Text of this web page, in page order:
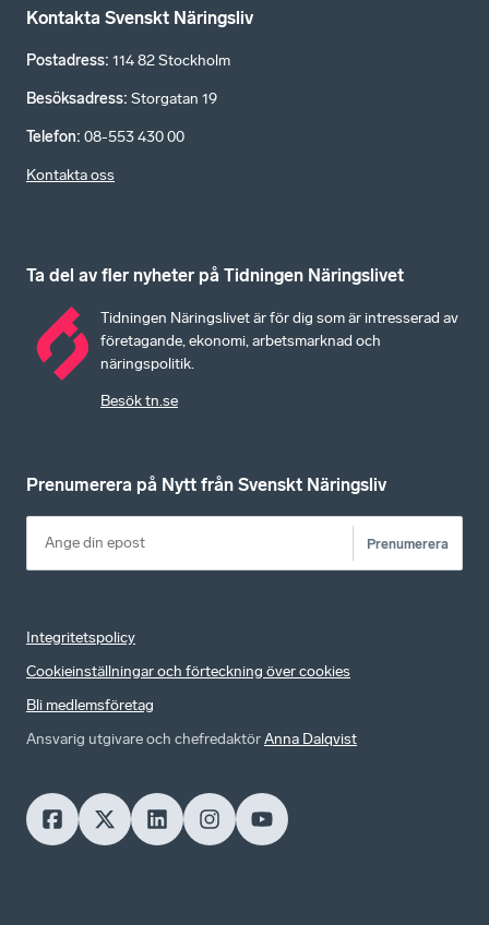
Kontakta Svenskt Näringsliv
Postadress: 114 82 Stockholm
Besöksadress: Storgatan 19
Telefon: 08-553 430 00
Kontakta oss
Ta del av fler nyheter på Tidningen Näringslivet
Tidningen Näringslivet är för dig som är intresserad av
företagande, ekonomi, arbetsmarknad och
näringspolitik.
Besök tn.se
Prenumerera på Nytt från Svenskt Näringsliv
Prenumerera
Integritetspolicy
Cookieinställningar och förteckning över cookies
Bli medlemsföretag
Ansvarig utgivare och chefredaktörAnna Dalqvist